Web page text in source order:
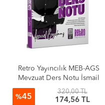
Retro Yayıncılık MEB-AGS
Mevzuat Ders Notu İsmail
Eryılmaz
%45
320,00 TL
174,56 TL